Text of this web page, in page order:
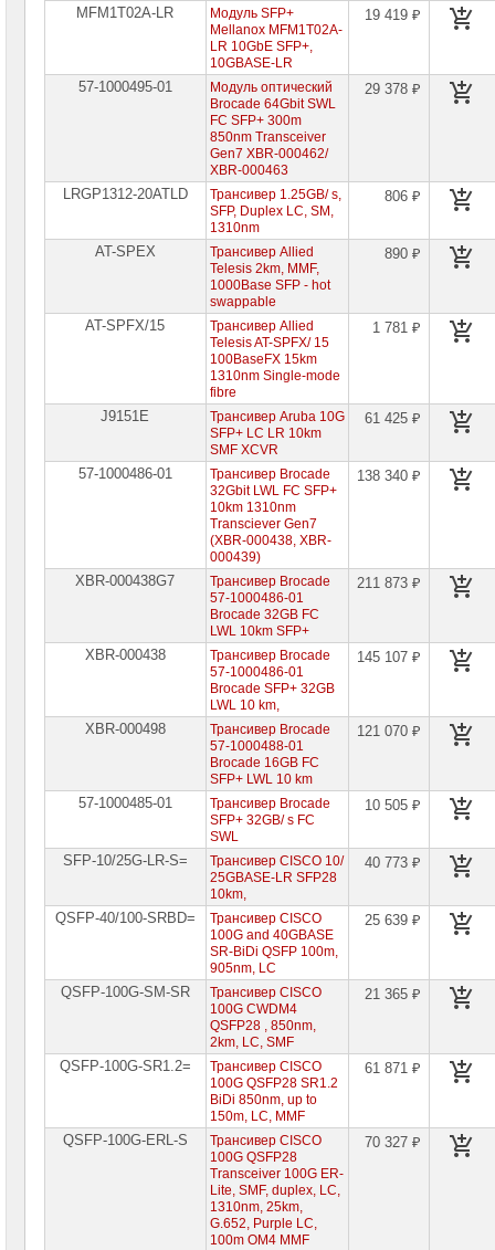
Активное
Оборудование
оборудование
Ubiquity
Сетевые
адаптеры
Allied
Telesis
адаптеры
сетевые
адаптеры
Серверные
сетевые
Серверные
сетевые
Серверные
сетевые
адаптеры
Mellanox
Ethernet10/25/40/100G
Telesis
MFM1T02A-LR
Модуль SFP+
Mellanox MFM1T02A-
LR 10GbE SFP+,
10GBASE-LR
19 419 ₽
57-1000495-01
Модуль оптический
Brocade 64Gbit SWL
FC SFP+ 300m
850nm Transceiver
Gen7 XBR-000462/
XBR-000463
29 378 ₽
LRGP1312-20ATLD
Трансивер 1.25GB/ s,
SFP, Duplex LC, SM,
1310nm
806 ₽
AT-SPEX
Трансивер Allied
Telesis 2km, MMF,
1000Base SFP - hot
swappable
890 ₽
AT-SPFX/15
Трансивер Allied
Telesis AT-SPFX/ 15
100BaseFX 15km
1310nm Single-mode
fibre
1 781 ₽
J9151E
Трансивер Aruba 10G
SFP+ LC LR 10km
SMF XCVR
61 425 ₽
57-1000486-01
Трансивер Brocade
32Gbit LWL FC SFP+
10km 1310nm
Transciever Gen7
(XBR-000438, XBR-
000439)
138 340 ₽
XBR-000438G7
Трансивер Brocade
57-1000486-01
Brocade 32GB FC
LWL 10km SFP+
211 873 ₽
XBR-000438
Трансивер Brocade
57-1000486-01
Brocade SFP+ 32GB
LWL 10 km,
145 107 ₽
XBR-000498
Трансивер Brocade
57-1000488-01
Brocade 16GB FC
SFP+ LWL 10 km
121 070 ₽
57-1000485-01
Трансивер Brocade
SFP+ 32GB/ s FC
SWL
10 505 ₽
SFP-10/25G-LR-S=
Трансивер CISCO 10/
25GBASE-LR SFP28
10km,
40 773 ₽
QSFP-40/100-SRBD=
Трансивер CISCO
100G and 40GBASE
SR-BiDi QSFP 100m,
905nm, LC
25 639 ₽
QSFP-100G-SM-SR
Трансивер CISCO
100G CWDM4
QSFP28 , 850nm,
2km, LC, SMF
21 365 ₽
QSFP-100G-SR1.2=
Трансивер CISCO
100G QSFP28 SR1.2
BiDi 850nm, up to
150m, LC, MMF
61 871 ₽
QSFP-100G-ERL-S
Трансивер CISCO
100G QSFP28
Transceiver 100G ER-
Lite, SMF, duplex, LC,
1310nm, 25km,
G.652, Purple LC,
100m OM4 MMF
70 327 ₽